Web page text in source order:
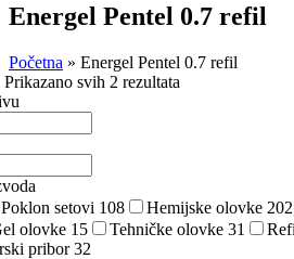
Energel Pentel 0.7 refil
Početna » Energel Pentel 0.7 refil
Prikazano svih 2 rezultata
Poklon setovi 108 Hemijske olovke 202
olovke 15 Tehničke olovke 31
pribor32